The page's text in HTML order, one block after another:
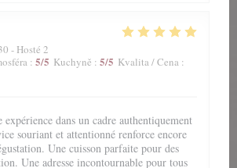
- Hosté 2
: 5/5 Kuchyně : 5/5 Kvalita / Cena :
expérience dans un cadre authentiquement
souriant et attentionné renforce encore
Une cuisson parfaite pour des
Une adresse incontournable pour tous